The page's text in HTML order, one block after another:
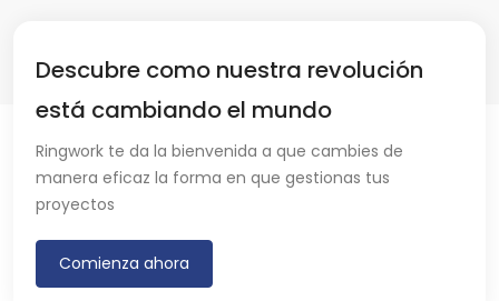
Descubre como nuestra revolución
está cambiando el mundo
Ringwork te da la bienvenida a que cambies de
manera eficaz la forma en que gestionas tus
proyectos
Comienza ahora